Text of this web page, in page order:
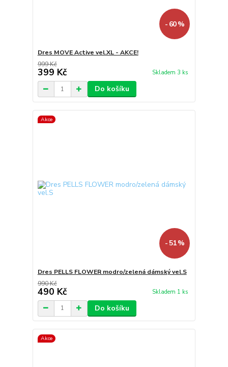
- 60 %
Dres MOVE Active vel.XL - AKCE!
999 Kč
399 Kč Skladem 3 ks
Do košíku
Akce
- 51 %
Dres PELLS FLOWER modro/zelená dámský vel.S
990 Kč
490 Kč Skladem 1 ks
Do košíku
Akce